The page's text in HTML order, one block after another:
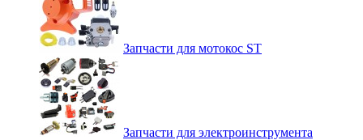
Запчасти для мотокос ST
Запчасти для электроинструмента